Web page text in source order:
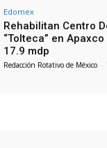
Edomex
Rehabilitan Centro
“Tolteca” en
17.9 mdp
Redacción Rotativo de México -